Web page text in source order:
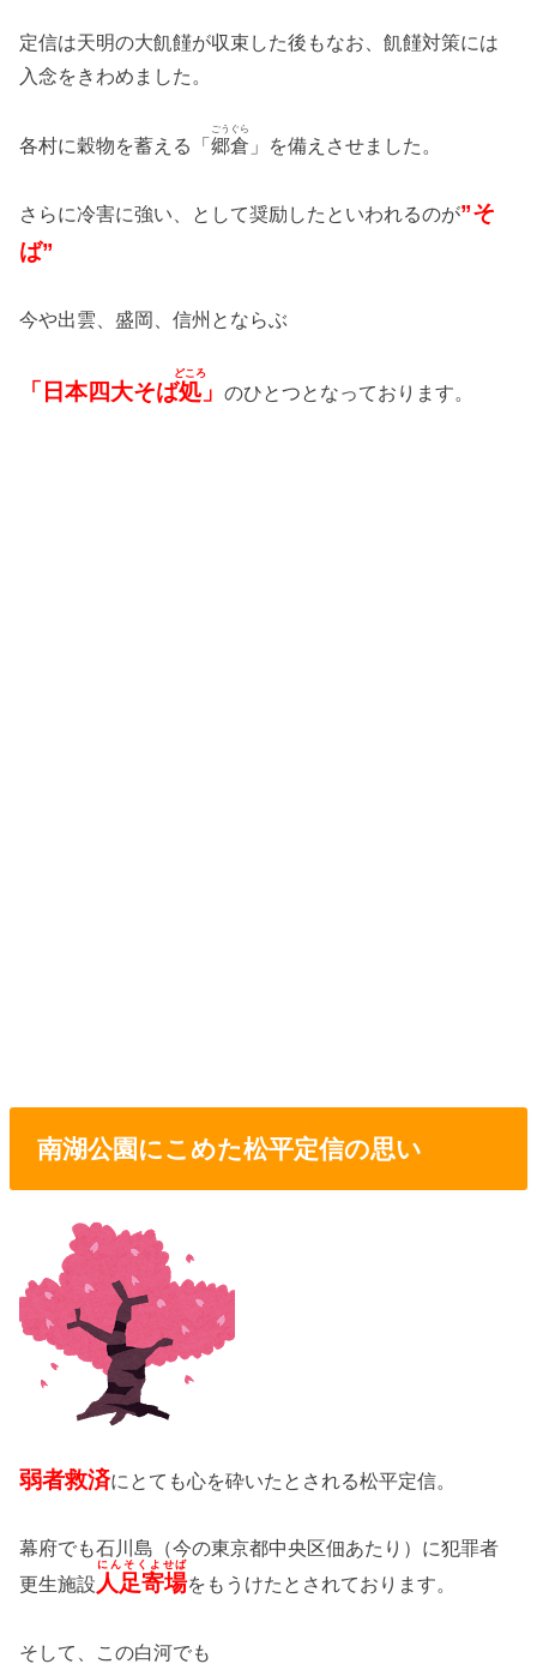
定信は天明の大飢饉が収束した後もなお、飢饉対策には
入念をきわめました。
各村に穀物を蓄える「郷倉
ごうぐら
」を備えさせました。
さらに冷害に強い、として奨励したといわれるのが”そ
ば”
今や出雲、盛岡、信州とならぶ
「日本四大そば処
どころ
」のひとつとなっております。
南湖公園にこめた松平定信の思い
弱者救済にとても心を砕いたとされる松平定信。
幕府でも石川島（今の東京都中央区佃あたり）に犯罪者
更生施設人足寄場
にんそくよせば
をもうけたとされております。
そして、この白河でも